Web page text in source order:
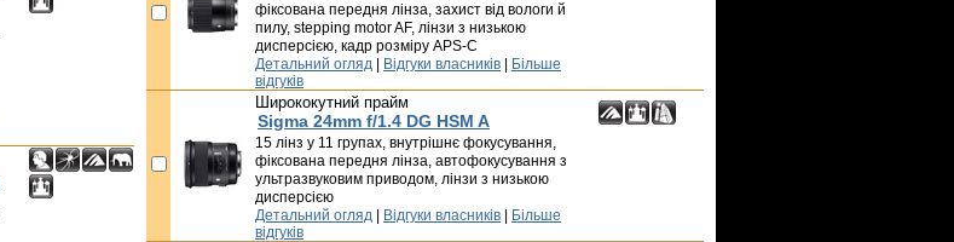
фіксована передня лінза, захист від вологи й
пилу, stepping motor AF, лінзи з низькою
дисперсією, кадр розміру APS-C
Детальний огляд Відгуки власників
Більше
відгуків
Ширококутний прайм
Sigma 24mm f/1.4 DG HSM A
15 лінз у 11 групах, внутрішнє фокусування,
фіксована передня лінза, автофокусування з
ультразвуковим приводом, лінзи з низькою
дисперсією
Детальний огляд Відгуки власників
Більше
відгуків